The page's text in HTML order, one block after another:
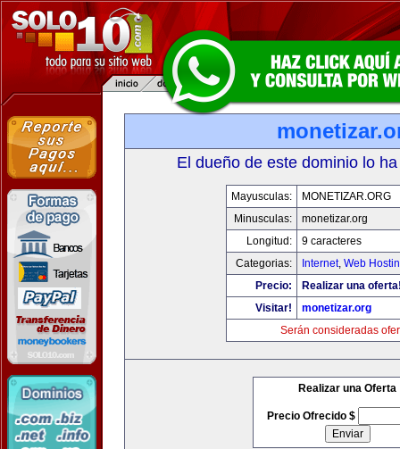
El dueño de este dominio lo
Mayusculas:
MONETIZAR.ORG
Minusculas:
monetizar.org
Longitud:
9 caracteres
Categorias:
Internet, Web
Precio:
Realizar una
Visitar!
monetizar.org
Serán consideradas
Realizar una Oferta
Precio Ofrecido $